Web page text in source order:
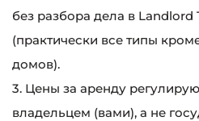
без разбора дела в Landlord
(практически все типы
домов).
3. Цены за аренду
владельцем (вами), а не